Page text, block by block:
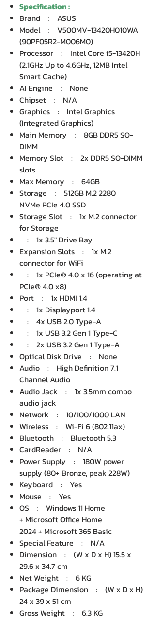
Specification :
Brand : ASUS
Model : V500MV-13420H010WA
(90PF05R2-M006M0)
Processor : Intel Core i5-13420H
(2.1GHz Up to 4.6GHz, 12MB Intel
Smart Cache)
AI Engine : None
Chipset : N/A
Graphics : Intel Graphics
(Integrated Graphics)
Main Memory : 8GB DDR5 SO-
DIMM
Memory Slot : 2x DDR5 SO-DIMM
slots
Max Memory : 64GB
Storage : 512GB M.2 2280
NVMe PCIe 4.0 SSD
Storage Slot : 1x M.2 connector
for Storage
: 1x 3.5" Drive Bay
Expansion Slots : 1x M.2
connector for WiFi
: 1x PCIe® 4.0 x 16 (operating at
PCIe® 4.0 x8)
Port : 1x HDMI 1.4
: 1x Displayport 1.4
: 4x USB 2.0 Type-A
: 1x USB 3.2 Gen 1 Type-C
: 2x USB 3.2 Gen 1 Type-A
Optical Disk Drive : None
Audio : High Definition 7.1
Channel Audio
Audio Jack : 1x 3.5mm combo
audio jack
Network : 10/100/1000 LAN
Wireless : Wi-Fi 6 (802.11ax)
Bluetooth : Bluetooth 5.3
CardReader : N/A
Power Supply : 180W power
supply (80+ Bronze, peak 228W)
Keyboard : Yes
Mouse : Yes
OS : Windows 11 Home
+ Microsoft Office Home
2024 + Microsoft 365 Basic
Special Feature : N/A
Dimension : (W x D x H) 15.5 x
29.6 x 34.7 cm
Net Weight : 6 KG
Package Dimension : (W x D x H)
24 x 39 x 51 cm
Gross Weight : 6.3 KG